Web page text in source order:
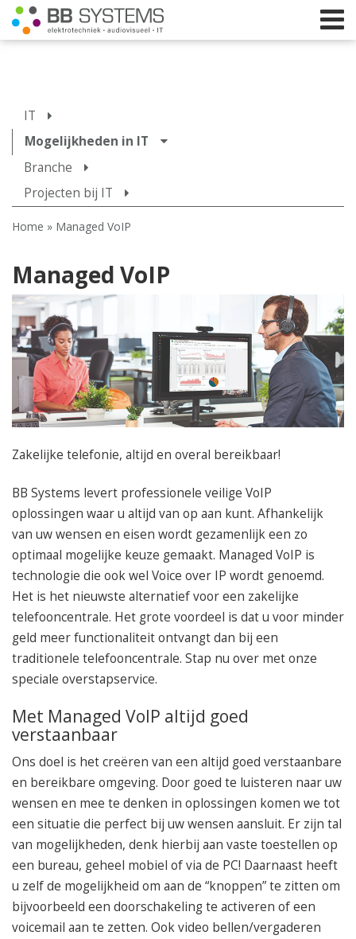
Licht
Geluid
Elektrotechniek
050 – 54 91 662
Route
IT
Mogelijkheden in IT
Branche
Projecten bij IT
Home » Managed VoIP
Managed VoIP
Zakelijke telefonie, altijd en overal bereikbaar!
BB Systems levert professionele veilige VoIP
oplossingen waar u altijd van op aan kunt. Afhankelijk
van uw wensen en eisen wordt gezamenlijk een zo
optimaal mogelijke keuze gemaakt. Managed VoIP is
technologie die ook wel Voice over IP wordt genoemd.
Het is het nieuwste alternatief voor een zakelijke
telefooncentrale. Het grote voordeel is dat u voor minder
geld meer functionaliteit ontvangt dan bij een
traditionele telefooncentrale. Stap nu over met onze
speciale overstapservice.
Met Managed VoIP altijd goed
verstaanbaar
Ons doel is het creëren van een altijd goed verstaanbare
en bereikbare omgeving. Door goed te luisteren naar uw
wensen en mee te denken in oplossingen komen we tot
een situatie die perfect bij uw wensen aansluit. Er zijn tal
van mogelijkheden, denk hierbij aan vaste toestellen op
een bureau, geheel mobiel of via de PC! Daarnaast heeft
u zelf de mogelijkheid om aan de “knoppen” te zitten om
bijvoorbeeld een doorschakeling te activeren of een
voicemail aan te zetten. Ook video bellen/vergaderen